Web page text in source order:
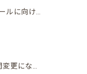
今週はお盆セールに向けて大量入荷しております。
8月の営業時間変更になりましたのでご確認下さい。